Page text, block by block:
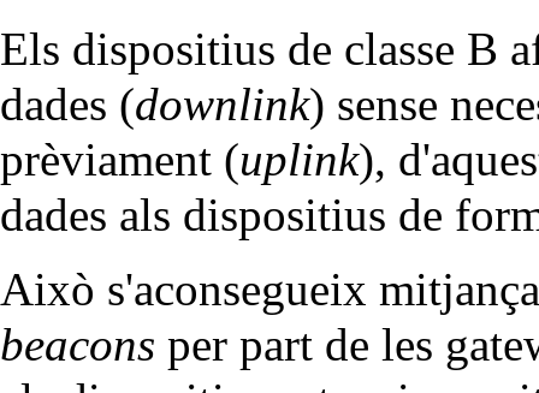
Els dispositius de classe B
dades (downlink) sense
prèviament (uplink),
dades als dispositius de
Això s'aconsegueix
beacons per part de les